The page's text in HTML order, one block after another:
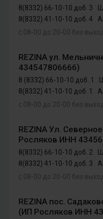
8(8332) 66-10-10 доб. 3
8(8332) 41-10-10 доб. 4
с 08-00 до 20-00 без
REZINA ул.
434547806666)
8 (8332) 66-10-10 доб. 1
8(8332) 41-10-10 доб. 1
с 08-00 до 20-00 без
REZINA Ул.
Росляков ИНН
8(8332) 66-10-10 доб. 2
8(8332) 41-10-10 доб. 3
с 08-00 до 20-00 без
REZINA пос.
(ИП Росляков ИНН